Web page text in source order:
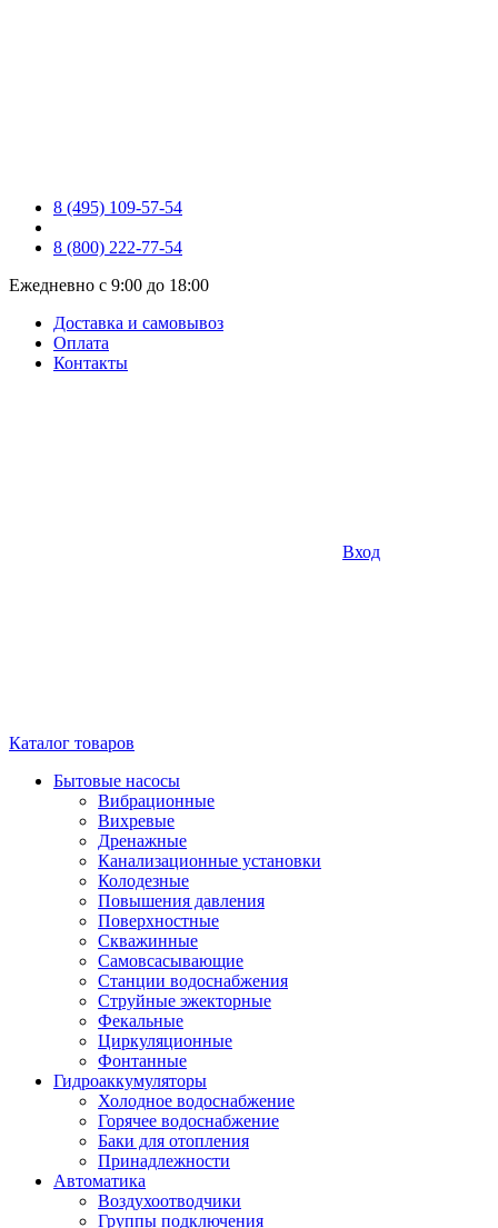
8 (495) 109-57-54
8 (800) 222-77-54
Ежедневно с 9:00 до 18:00
Доставка и самовывоз
Оплата
Контакты
Вход
Каталог товаров
Бытовые насосы
Вибрационные
Вихревые
Дренажные
Канализационные установки
Колодезные
Повышения давления
Поверхностные
Скважинные
Самовсасывающие
Станции водоснабжения
Струйные эжекторные
Фекальные
Циркуляционные
Фонтанные
Гидроаккумуляторы
Холодное водоснабжение
Горячее водоснабжение
Баки для отопления
Принадлежности
Автоматика
Воздухоотводчики
Группы подключения